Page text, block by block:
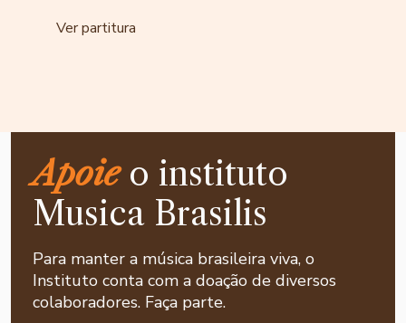
Ver partitura
Apoieo instituto
Musica Brasilis
Para manter a música brasileira viva, o
Instituto conta com a doação de diversos
colaboradores. Faça parte.